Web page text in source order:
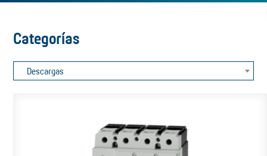
Categorías
Descargas